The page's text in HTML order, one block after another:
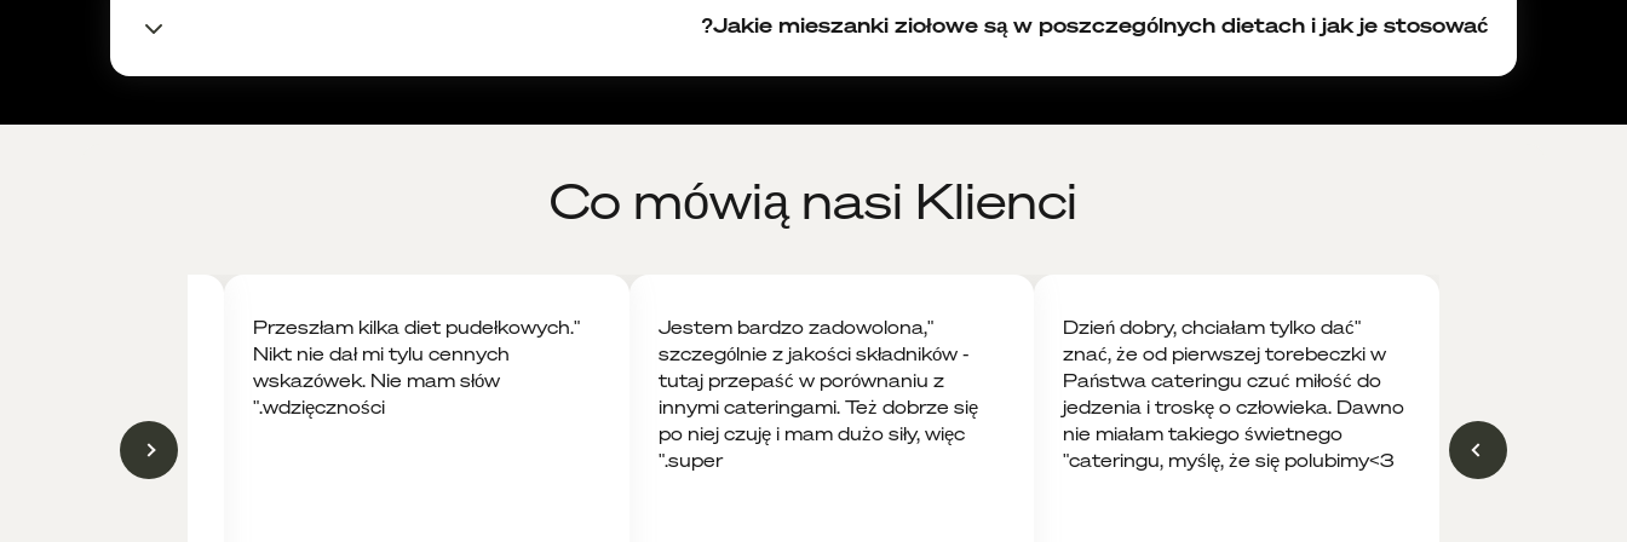
Jakie mieszanki ziołowe są w poszczególnych dietach i jak je stosować?
najlepiej wypić rano, żeby pobudzić metabolizm
: zalej mieszankę gorącą wodą i zaparz pod przykryciem przez 10 minut
(skład: kwiaty lipy, krwawnik pospolity, pięciornik gęsi, liście melisy, liście szałwii, skrzyp polny)
najlepiej wypić przed snem
morwa biała (owoce)
reguluje poziom cukru we krwi, poprawia trawienie, wspiera układ sercowo-naczyniowy
napar (owoce zalej gorącą wodą i zaparz pod przykryciem) najlepiej wypić po południu, żeby dodać sobie energii na resztę dnia; owoce
można też potraktować jako zdrową przekąskę
ziołowa mieszanka pobudzająca
(skład: sencha, jagody goji, żeń-szeń koreański)
dodaje energii i poprawia samopoczucie
najlepiej wypić rano zamiast drugiej kawy
Co mówią nasi Klienci
"Dzień dobry, chciałam tylko dać
znać, że od pierwszej torebeczki w
Państwa cateringu czuć miłość do
jedzenia i troskę o człowieka. Dawno
nie miałam takiego świetnego
cateringu, myślę, że się polubimy<3"
"Jestem bardzo zadowolona,
szczególnie z jakości składników -
tutaj przepaść w porównaniu z
innymi cateringami. Też dobrze się
po niej czuję i mam dużo siły, więc
super."
"Przeszłam kilka diet pudełkowych.
Nikt nie dał mi tylu cennych
wskazówek. Nie mam słów
wdzięczności."